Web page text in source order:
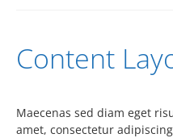
Content
Maecenas sed diam eget
amet, consectetur